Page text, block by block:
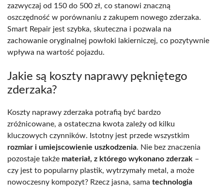
zazwyczaj od 150 do 500 zł, co stanowi znaczną
oszczędność w porównaniu z zakupem nowego zderzaka.
Smart Repair jest szybka, skuteczna i pozwala na
zachowanie oryginalnej powłoki lakierniczej, co pozytywnie
wpływa na wartość pojazdu.
Jakie są koszty naprawy pękniętego
zderzaka?
Koszty naprawy zderzaka potrafią być bardzo
zróżnicowane, a ostateczna kwota zależy od kilku
kluczowych czynników. Istotny jest przede wszystkim
rozmiar i umiejscowienie uszkodzenia. Nie bez znaczenia
pozostaje także materiał, z którego wykonano zderzak –
czy jest to popularny plastik, wytrzymały metal, a może
nowoczesny kompozyt? Rzecz jasna, sama technologia